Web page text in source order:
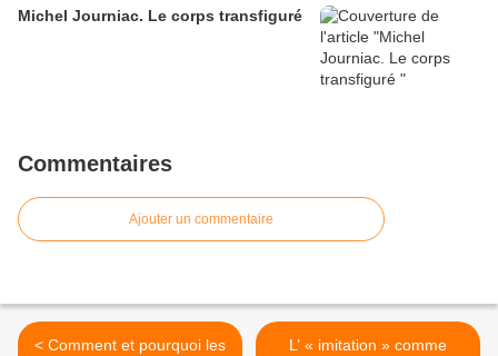
Michel Journiac. Le corps transfiguré
Commentaires
Ajouter un commentaire
< Comment et pourquoi les
L’ « imitation » comme